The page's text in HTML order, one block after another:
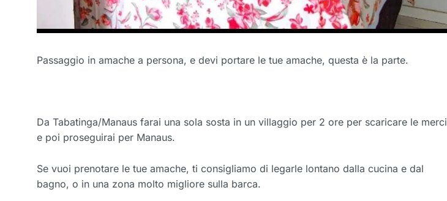
Passaggio in amache a persona, e devi portare le tue amache, questa è la parte.
Da Tabatinga/Manaus farai una sola sosta in un villaggio per 2 ore per scaricare le merci
e poi proseguirai per Manaus.
Se vuoi prenotare le tue amache, ti consigliamo di legarle lontano dalla cucina e dal
bagno, o in una zona molto migliore sulla barca.